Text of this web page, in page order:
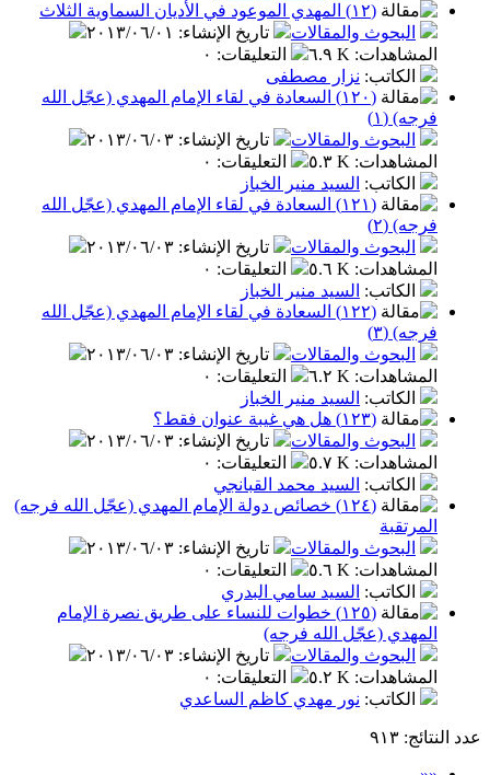
(١٢) المهدي الموعود في الأديان السماوية الثلاث
البحوث والمقالات
تاريخ الإنشاء: ٢٠١٣/٠٦/٠١
المشاهدات: ٦.٩ K التعليقات: ٠
الكاتب: نزار مصطفى
(١٢٠) السعادة في لقاء الإمام المهدي (عجّل الله
فرجه) (١)
البحوث والمقالات
تاريخ الإنشاء: ٢٠١٣/٠٦/٠٣
المشاهدات: ٥.٣ K التعليقات: ٠
الكاتب: السيد منير الخباز
(١٢١) السعادة في لقاء الإمام المهدي (عجّل الله
فرجه) (٢)
البحوث والمقالات
تاريخ الإنشاء: ٢٠١٣/٠٦/٠٣
المشاهدات: ٥.٦ K التعليقات: ٠
الكاتب: السيد منير الخباز
(١٢٢) السعادة في لقاء الإمام المهدي (عجّل الله
فرجه) (٣)
البحوث والمقالات
تاريخ الإنشاء: ٢٠١٣/٠٦/٠٣
المشاهدات: ٦.٢ K التعليقات: ٠
الكاتب: السيد منير الخباز
(١٢٣) هل هي غيبة عنوان فقط؟
البحوث والمقالات
تاريخ الإنشاء: ٢٠١٣/٠٦/٠٣
المشاهدات: ٥.٧ K التعليقات: ٠
الكاتب: السيد محمد القبانجي
(١٢٤) خصائص دولة الإمام المهدي (عجّل الله فرجه)
المرتقبة
البحوث والمقالات
تاريخ الإنشاء: ٢٠١٣/٠٦/٠٣
المشاهدات: ٥.٦ K التعليقات: ٠
الكاتب: السيد سامي البدري
(١٢٥) خطوات للنساء على طريق نصرة الإمام
المهدي (عجّل الله فرجه)
البحوث والمقالات
تاريخ الإنشاء: ٢٠١٣/٠٦/٠٣
المشاهدات: ٥.٢ K التعليقات: ٠
الكاتب: نور مهدي كاظم الساعدي
عدد النتائج: ٩١٣